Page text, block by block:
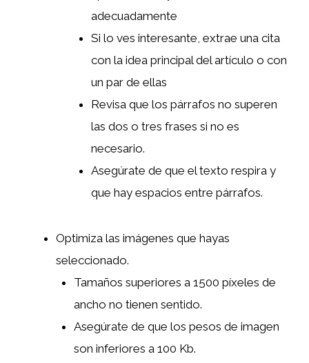
adecuadamente
Si lo ves interesante, extrae una cita
con la idea principal del artículo o con
un par de ellas
Revisa que los párrafos no superen
las dos o tres frases si no es
necesario.
Asegúrate de que el texto respira y
que hay espacios entre párrafos.
Optimiza las imágenes que hayas
seleccionado.
Tamaños superiores a 1500 píxeles de
ancho no tienen sentido.
Asegúrate de que los pesos de imagen
son inferiores a 100 Kb.